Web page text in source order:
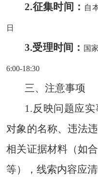
2.征集时间： 自
日
3.受理时间： 国
6:00-18:30
三、注意事项
1.反映问题应
对象的名称、违法
相关证据材料（如
等），线索内容应